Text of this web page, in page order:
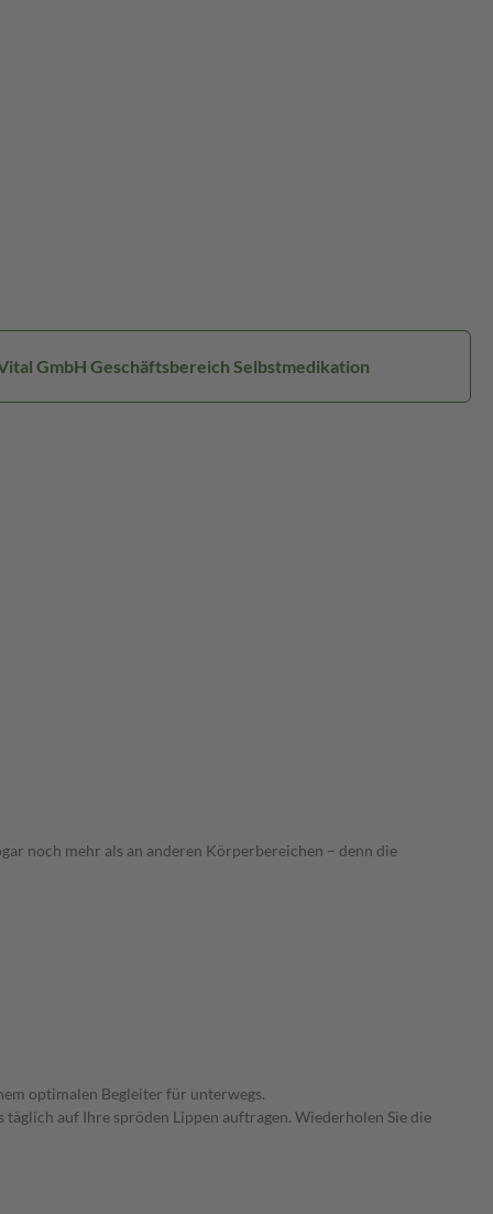
GmbH Geschäftsbereich Selbstmedikation
noch mehr als an anderen Körperbereichen – denn die
optimalen Begleiter für unterwegs.
auf Ihre spröden Lippen auftragen. Wiederholen Sie die